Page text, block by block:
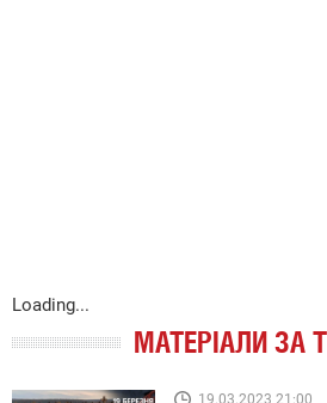
Loading...
МАТЕРІАЛИ ЗА